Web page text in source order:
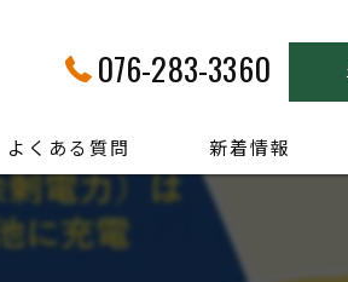
076-283-3360
よくある質問 新着情報